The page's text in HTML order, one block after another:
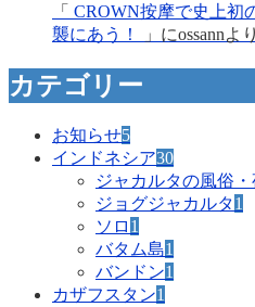
「 CROWN按摩で史上初
襲にあう！
」にossannより
カテゴリー
お知らせ5
インドネシア30
ジャカルタの風俗
ジョグジャカルタ1
ソロ 1
バタム島1
バンドン1
カザフスタン1